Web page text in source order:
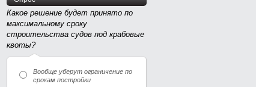
Какое решение будет принято по
максимальному сроку
строительства судов под крабовые
квоты?
Вообще уберут ограничение по
срокам постройки